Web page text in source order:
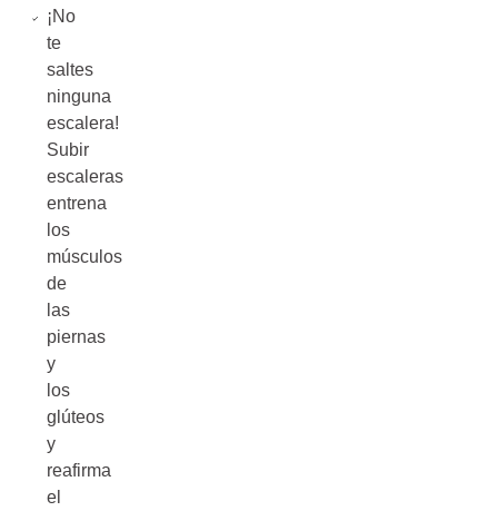
¡No
te
saltes
ninguna
escalera!
Subir
escaleras
entrena
los
músculos
de
las
piernas
y
los
glúteos
y
reafirma
el